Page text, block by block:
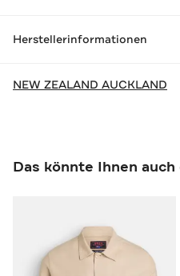
Herstellerinformationen
NEW ZEALAND AUCKLAND
Das könnte Ihnen